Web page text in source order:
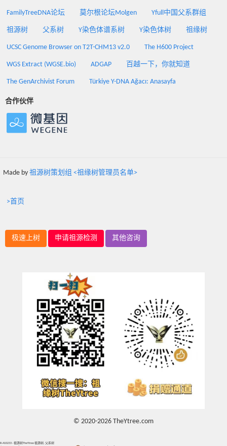
FamilyTreeDNA论坛 莫尔根论坛Molgen Yfull中国父系群组
祖源树 父系树 Y染色体谱系树 Y染色体树 祖缘树
UCSC Genome Browser on T2T-CHM13 v2.0 The H600 Project
WGS Extract (WGSE.bio) ADGAP 百越一下，你就知道
The GenArchivist Forum Türkiye Y-DNA Ağacı: Anasayfa
合作伙伴
Made by 祖源树策划组 <祖缘树管理员名单>
>首页
极速上树 申请祖源检测 其他咨询
© 2020-2026 TheYtree.com
R-A10233 - 祖源树TheYtree 祖源树, 父系树